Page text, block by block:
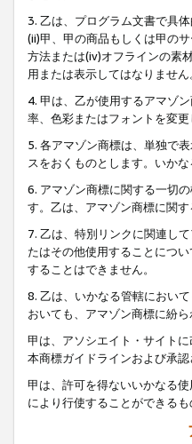
3. 乙は、プログラム文書で具
(ii)甲、甲の商品もしくは甲の
方法または(iv)オフラインの素
用または表示してはなりません
4. 甲は、乙が使用するアマゾ
率、色彩またはフォントを変
5. 各アマゾン商標は、単独で
スをおくものとします。いか
6. アマゾン商標に関する一切
す。乙は、アマゾン商標に関
7. 乙は、特別リンクに関連し
たはその他使用することにつ
することはできません。
8. 乙は、いかなる管轄におい
おいても、アマゾン商標に紛
甲は、アソシエイト・サイト
本商標ガイドラインおよび承
甲は、許可を得ないいかなる
により行使することができるも